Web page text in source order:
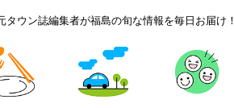
タウン誌編集者が福島の旬な情報を毎日お届け！